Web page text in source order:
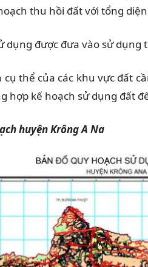
thu hồi đất với tổng
dụng được đưa vào sử
cụ thể của các khu vực đất
hợp kế hoạch sử dụng đất
huyện Krông A Na